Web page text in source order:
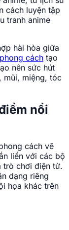
cách luyện tập
tranh anime
hài hòa giữa
phong cách tạo
nên sức hút
mũi, miệng, tóc
nổi
cách vẽ
liền với các bộ
trò chơi điện tử.
dạng riêng
họa khác trên